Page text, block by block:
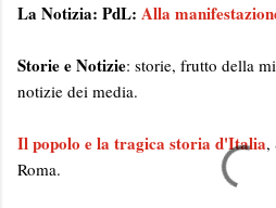
La Notizia: PdL: Alla
Storie e Notizie: storie, frutto della
notizie dei media.
Il popolo e la tragica storia d'Italia,
Roma.